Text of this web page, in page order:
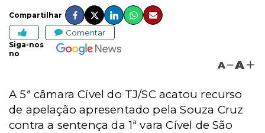
Compartilhar
Comentar
Siga-nos
no
A A
A 5ª câmara Cível do TJ/SC acatou recurso
de apelação apresentado pela Souza Cruz
contra a sentença da 1ª vara Cível de São